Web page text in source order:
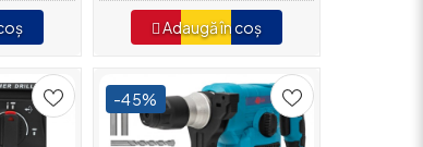
Adaugă în coș
-45%